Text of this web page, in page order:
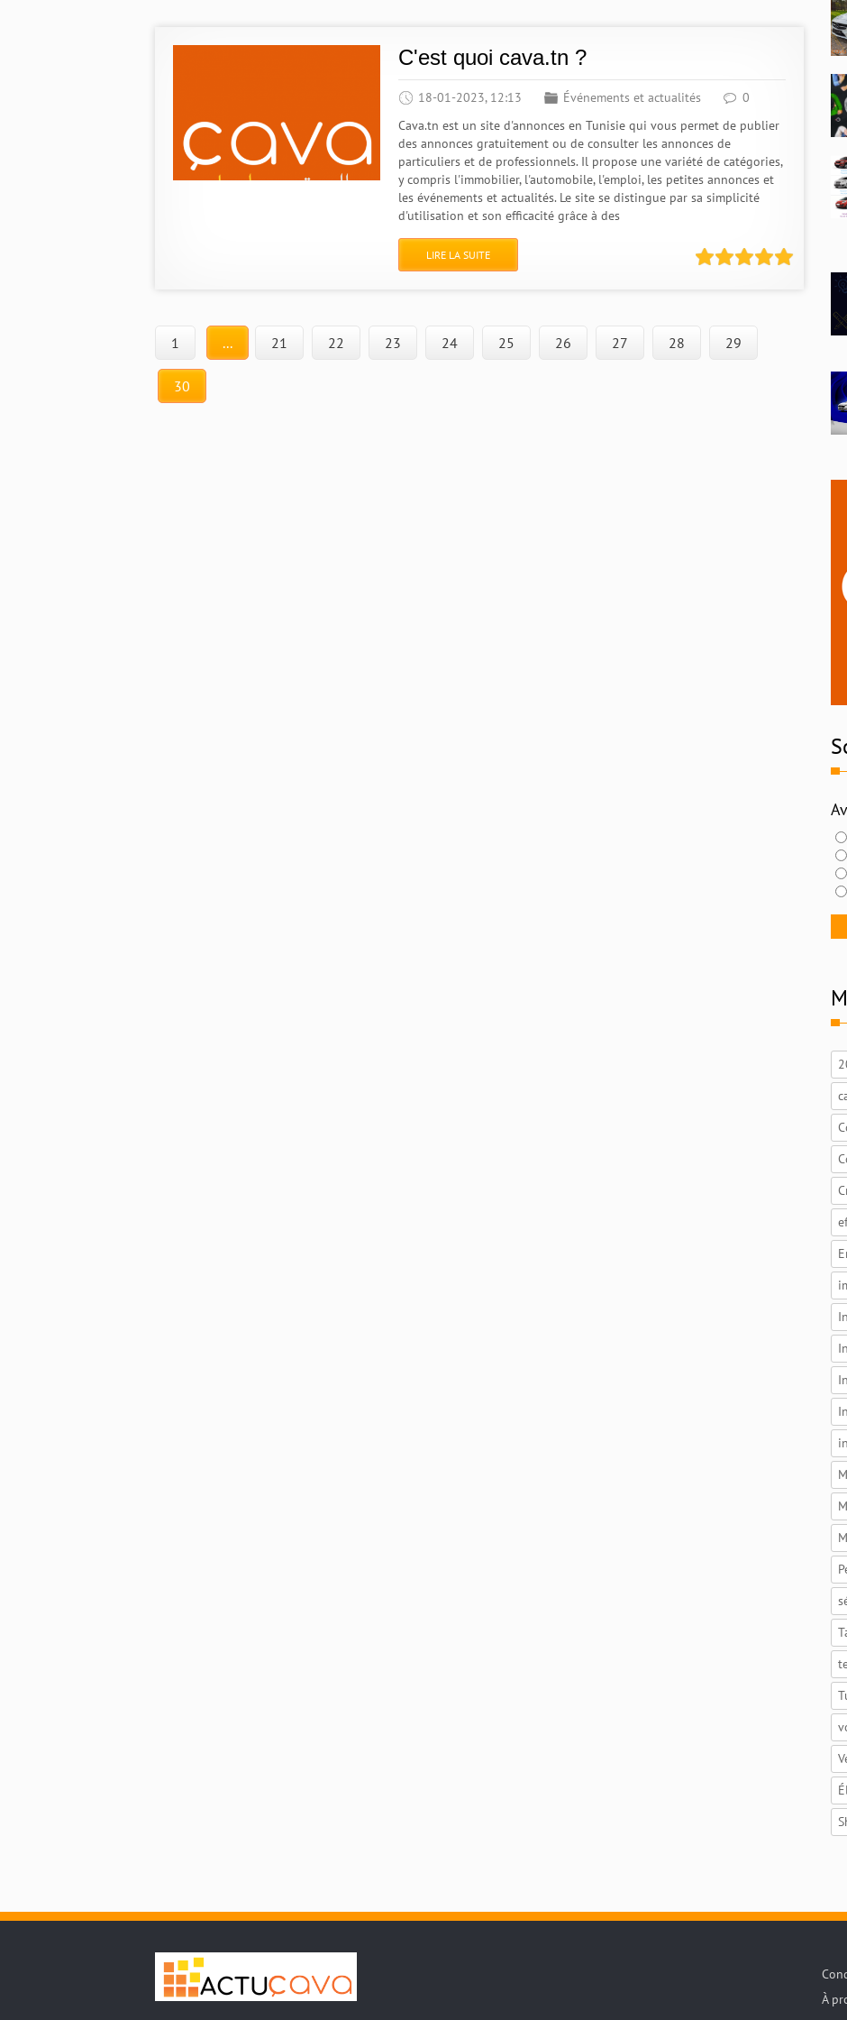
C'est quoi cava.tn ?
18-01-2023, 12:13 Événements et actualités
0
Cava.tn est un site d'annonces en Tunisie qui vous permet de publier
des annonces gratuitement ou de consulter les annonces de
particuliers et de professionnels. Il propose une variété de catégories,
y compris l'immobilier, l'automobile, l'emploi, les petites annonces et
les événements et actualités. Le site se distingue par sa simplicité
d'utilisation et son efficacité grâce à des
LIRE LA SUITE
1 ... 21 22 23 24 25 26 27 28 29
30
À